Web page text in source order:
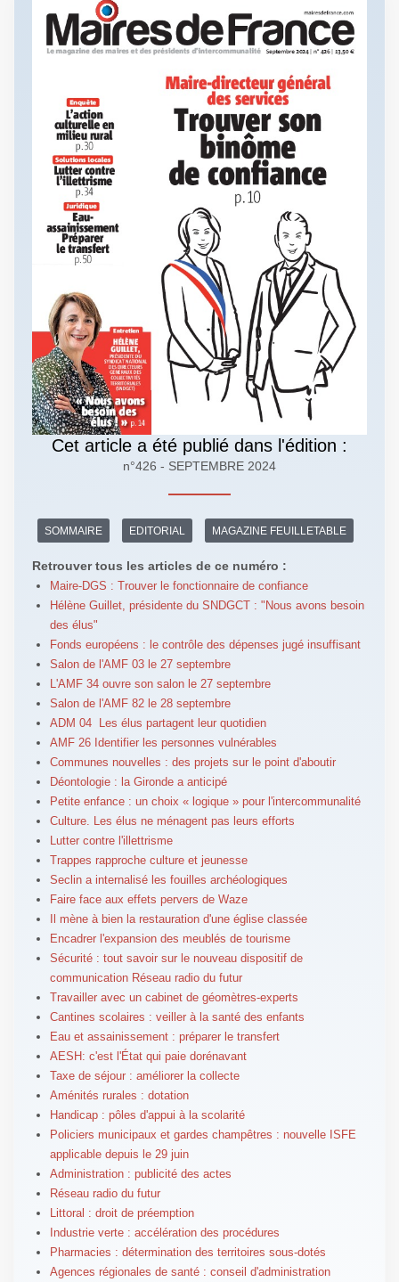
Cet article a été publié dans l'édition :
n°426 - SEPTEMBRE 2024
SOMMAIRE EDITORIAL MAGAZINE FEUILLETABLE
Retrouver tous les articles de ce numéro :
Maire-DGS : Trouver le fonctionnaire de confiance
Hélène Guillet, présidente du SNDGCT : "Nous avons besoin
des élus"
Fonds européens : le contrôle des dépenses jugé insuffisant
Salon de l'AMF 03 le 27 septembre
L'AMF 34 ouvre son salon le 27 septembre
Salon de l'AMF 82 le 28 septembre
ADM 04 Les élus partagent leur quotidien
AMF 26 Identifier les personnes vulnérables
Communes nouvelles : des projets sur le point d'aboutir
Déontologie : la Gironde a anticipé
Petite enfance : un choix « logique » pour l'intercommunalité
Culture. Les élus ne ménagent pas leurs efforts
Lutter contre l'illettrisme
Trappes rapproche culture et jeunesse
Seclin a internalisé les fouilles archéologiques
Faire face aux effets pervers de Waze
Il mène à bien la restauration d'une église classée
Encadrer l'expansion des meublés de tourisme
Sécurité : tout savoir sur le nouveau dispositif de
communication Réseau radio du futur
Travailler avec un cabinet de géomètres-experts
Cantines scolaires : veiller à la santé des enfants
Eau et assainissement : préparer le transfert
AESH: c'est l'État qui paie dorénavant
Taxe de séjour : améliorer la collecte
Aménités rurales : dotation
Handicap : pôles d'appui à la scolarité
Policiers municipaux et gardes champêtres : nouvelle ISFE
applicable depuis le 29 juin
Administration : publicité des actes
Réseau radio du futur
Littoral : droit de préemption
Industrie verte : accélération des procédures
Pharmacies : détermination des territoires sous-dotés
Agences régionales de santé : conseil d'administration